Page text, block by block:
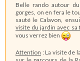
Belle rando autour
gorges, on en fera le
sauté le Calavon,
visite du jardin avec
vous verrez bien
Attention : La visite de